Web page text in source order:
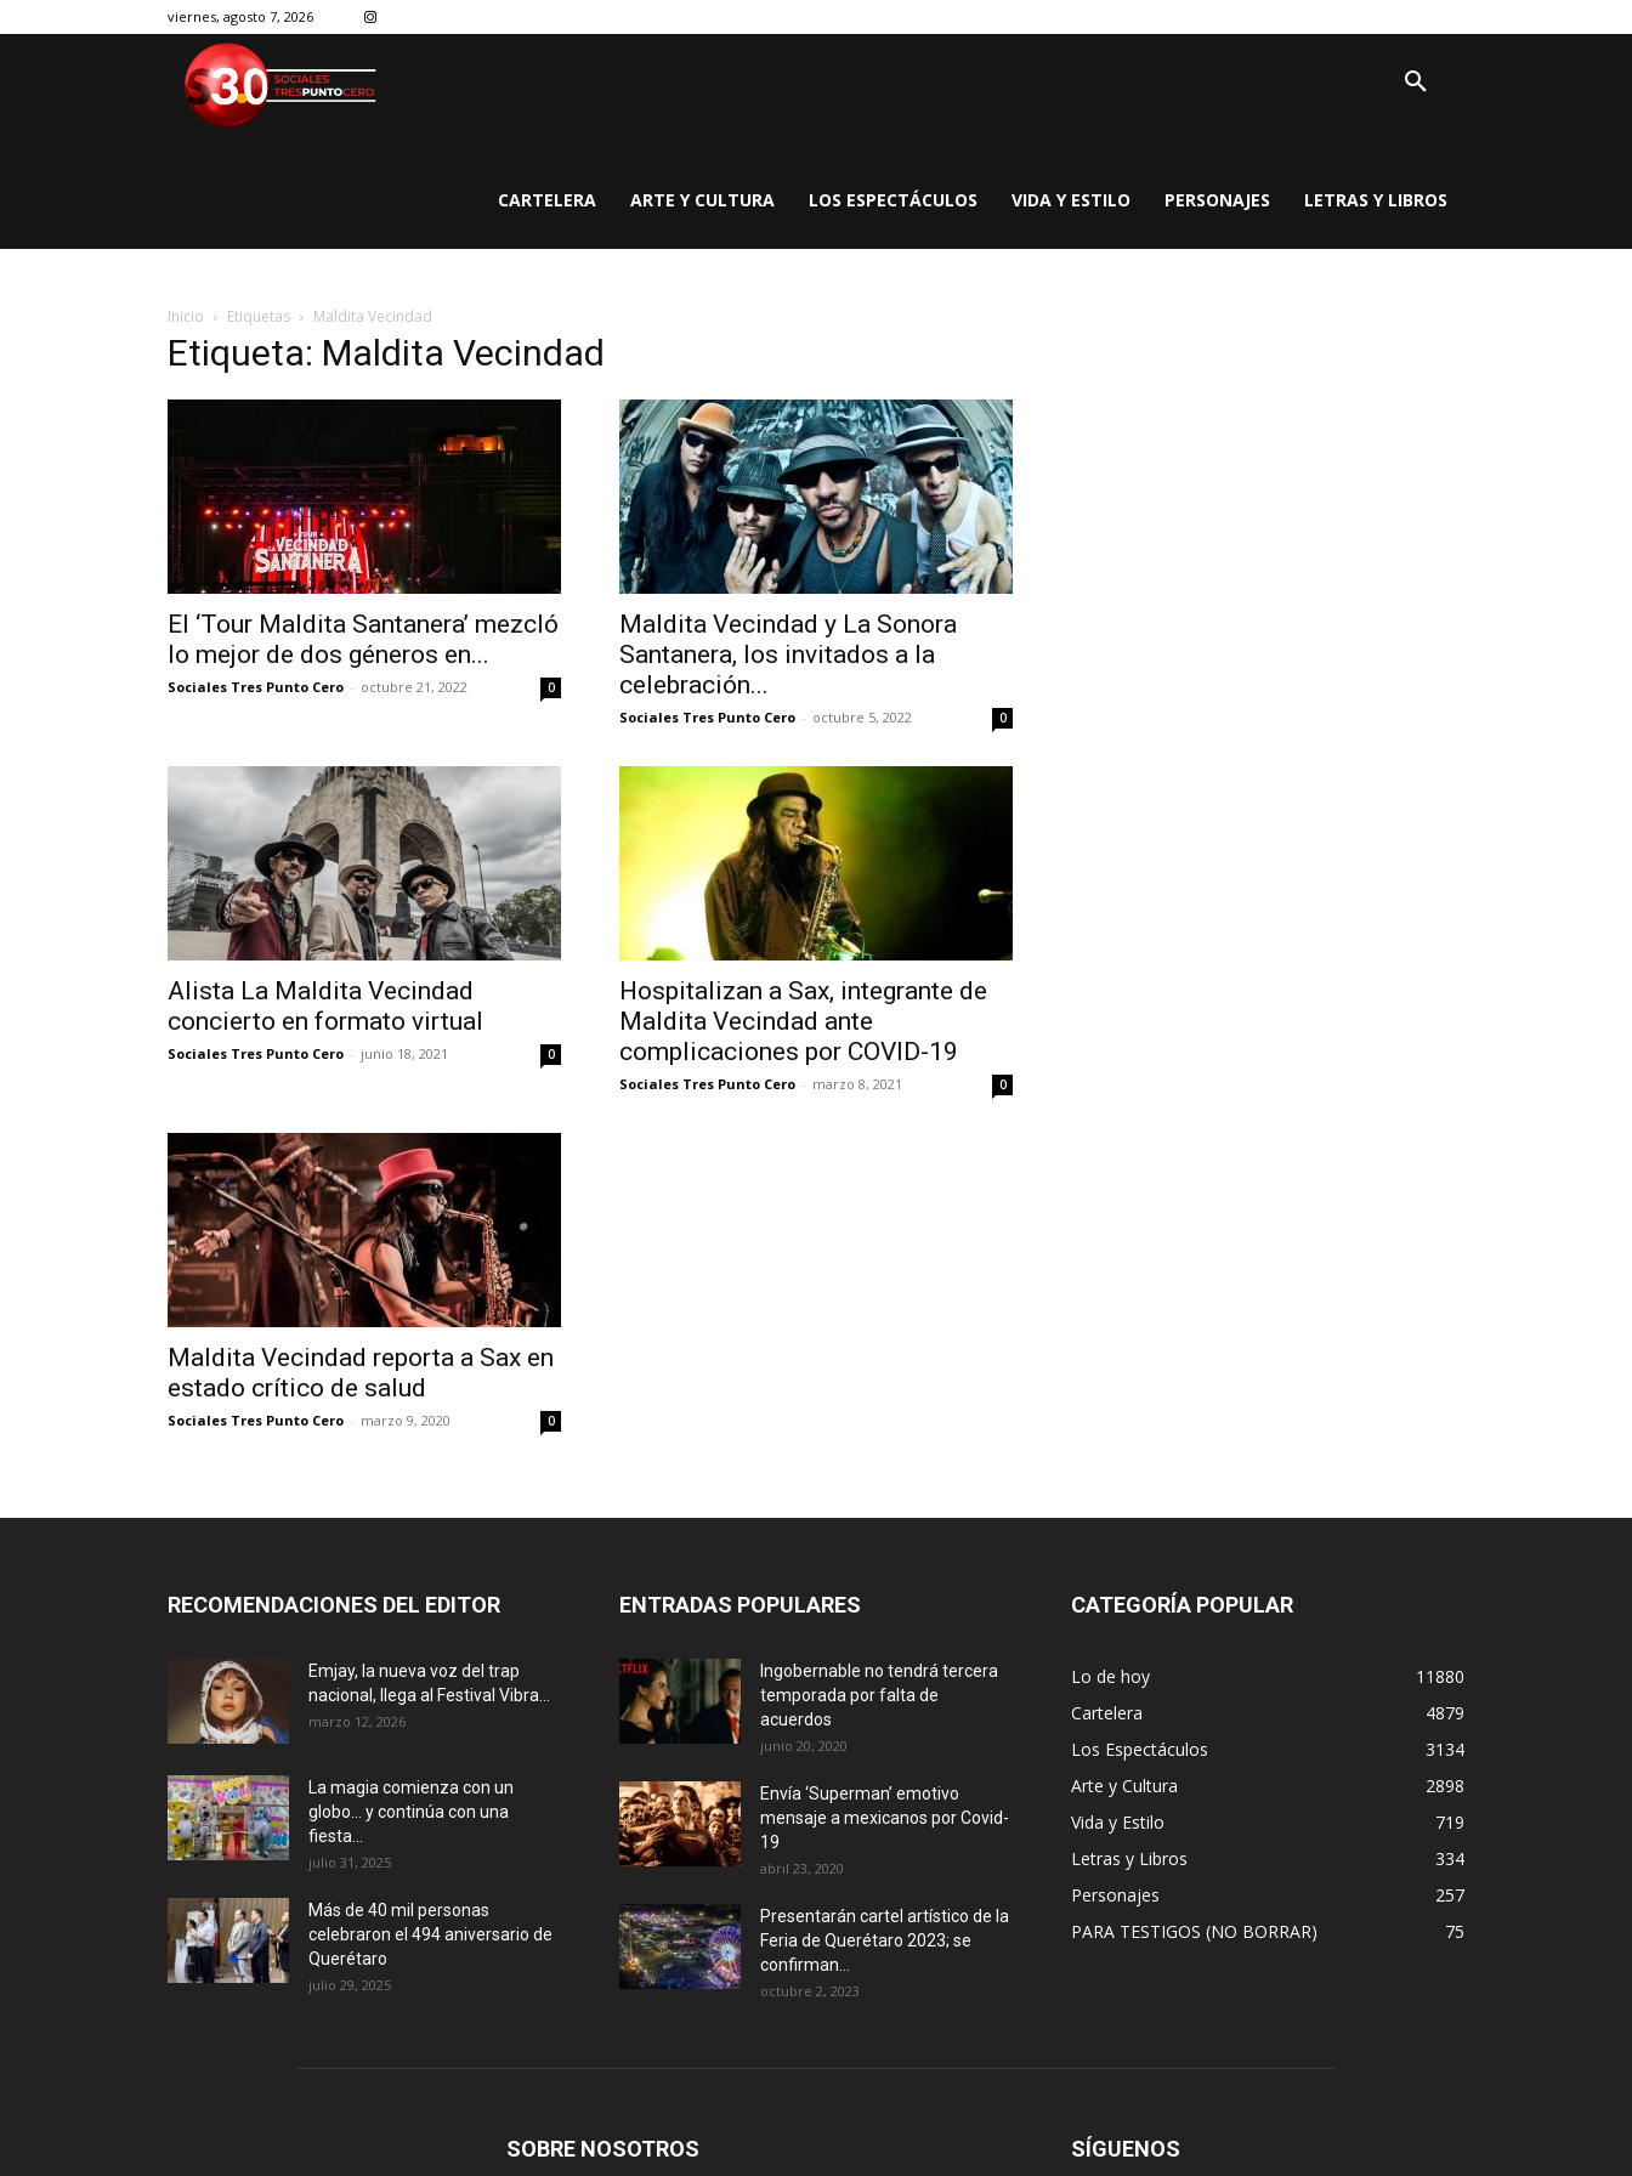
viernes, agosto 7, 2026
CARTELERA ARTE Y CULTURA LOS ESPECTÁCULOS VIDA Y ESTILO PERSONAJES LETRAS Y LIBROS
Inicio Etiquetas Maldita Vecindad
Etiqueta: Maldita Vecindad
El ‘Tour Maldita Santanera’ mezcló
lo mejor de dos géneros en...
Sociales Tres Punto Cero - octubre 21, 2022 0
Maldita Vecindad y La Sonora
Santanera, los invitados a la
celebración...
Sociales Tres Punto Cero - octubre 5, 2022 0
Alista La Maldita Vecindad
concierto en formato virtual
Sociales Tres Punto Cero - junio 18, 2021 0
Hospitalizan a Sax, integrante de
Maldita Vecindad ante
complicaciones por COVID-19
Sociales Tres Punto Cero - marzo 8, 2021 0
Maldita Vecindad reporta a Sax en
estado crítico de salud
Sociales Tres Punto Cero - marzo 9, 2020 0
RECOMENDACIONES DEL EDITOR
Emjay, la nueva voz del trap
nacional, llega al Festival Vibra...
marzo 12, 2026
La magia comienza con un
globo… y continúa con una
fiesta...
julio 31, 2025
Más de 40 mil personas
celebraron el 494 aniversario de
Querétaro
julio 29, 2025
ENTRADAS POPULARES
Ingobernable no tendrá tercera
temporada por falta de
acuerdos
junio 20, 2020
Envía ‘Superman’ emotivo
mensaje a mexicanos por Covid-
19
abril 23, 2020
Presentarán cartel artístico de la
Feria de Querétaro 2023; se
confirman...
octubre 2, 2023
CATEGORÍA POPULAR
Lo de hoy
11880
Cartelera
4879
Los Espectáculos
3134
Arte y Cultura
2898
Vida y Estilo
719
Letras y Libros
334
Personajes
257
PARA TESTIGOS (NO BORRAR)
75
SOBRE NOSOTROS SÍGUENOS